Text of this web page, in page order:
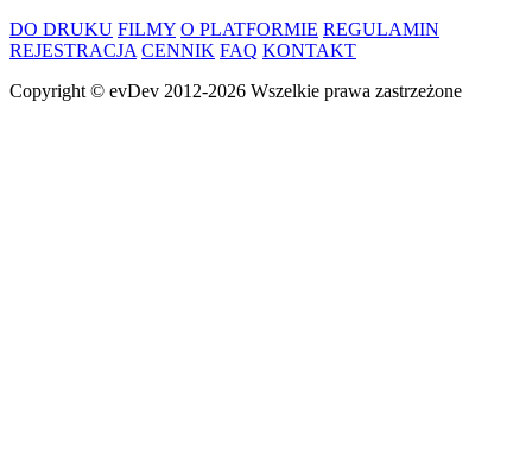
DO DRUKU FILMY O PLATFORMIE REGULAMIN
REJESTRACJA CENNIK FAQ KONTAKT
Copyright © evDev 2012-2026 Wszelkie prawa zastrzeżone